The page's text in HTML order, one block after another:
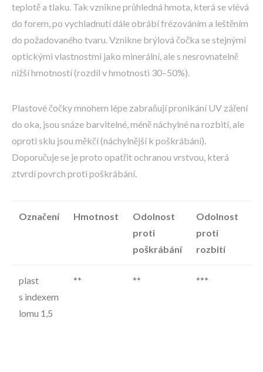
teplotě a tlaku. Tak vznikne průhledná hmota, která se vlévá
do forem, po vychladnutí dále obrábí frézováním a leštěním
do požadovaného tvaru. Vznikne brýlová čočka se stejnými
optickými vlastnostmi jako minerální, ale s nesrovnatelně
nižší hmotností (rozdíl v hmotnosti 30–50%).
Plastové čočky mnohem lépe zabraňují pronikání UV záření
do oka, jsou snáze barvitelné, méně náchylné na rozbití, ale
oproti sklu jsou měkčí (náchylnější k poškrábání).
Doporučuje se je proto opatřit ochranou vrstvou, která
ztvrdí povrch proti poškrábání.
Označení Hmotnost
Odolnost
proti
poškrábání
Odolnost
proti
rozbití
plast
s indexem
lomu 1,5
** ** ***